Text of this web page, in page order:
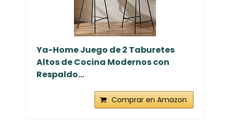
Ya-Home Juego de 2 Taburetes
Altos de Cocina Modernos con
Respaldo...
Comprar en Amazon